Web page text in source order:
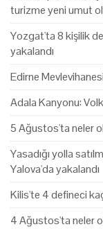
turizme yeni umut
Yozgat'ta 8 kişilik
yakalandı
Edirne
Adala Kanyonu:
5 Ağustos'ta neler
Yasadığı yolla
Yalova'da yakalandı
Kilis'te 4 defineci
4 Ağustos'ta neler